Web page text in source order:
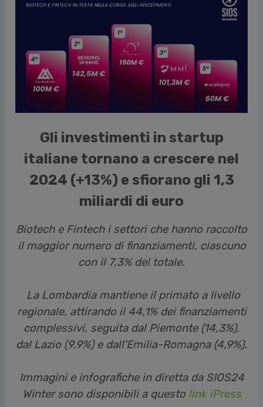
Gli investimenti in startup
italiane tornano a crescere nel
2024 (+13%) e sfiorano gli 1,3
miliardi di euro
Biotech e Fintech i settori che hanno raccolto
il maggior numero di finanziamenti, ciascuno
con il 7,3% del totale.
La Lombardia mantiene il primato a livello
regionale, attirando il 44,1% dei finanziamenti
complessivi, seguita dal Piemonte (14,3%),
dal Lazio (9,9%) e dall’Emilia-Romagna (4,9%).
Immagini e infografiche in diretta da SIOS24
Winter sono disponibili a questo link iPress